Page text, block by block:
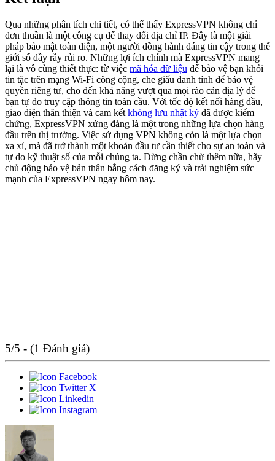
Qua những phân tích chi tiết, có thể thấy ExpressVPN không chỉ
đơn thuần là một công cụ để thay đổi địa chỉ IP. Đây là một giải
pháp bảo mật toàn diện, một người đồng hành đáng tin cậy trong thế
giới số đầy rẫy rủi ro. Những lợi ích chính mà ExpressVPN mang
lại là vô cùng thiết thực: từ việc mã hóa dữ liệu để bảo vệ bạn khỏi
tin tặc trên mạng Wi-Fi công cộng, che giấu danh tính để bảo vệ
quyền riêng tư, cho đến khả năng vượt qua mọi rào cản địa lý để
bạn tự do truy cập thông tin toàn cầu. Với tốc độ kết nối hàng đầu,
giao diện thân thiện và cam kết không lưu nhật ký đã được kiểm
chứng, ExpressVPN xứng đáng là một trong những lựa chọn hàng
đầu trên thị trường. Việc sử dụng VPN không còn là một lựa chọn
xa xỉ, mà đã trở thành một khoản đầu tư cần thiết cho sự an toàn và
tự do kỹ thuật số của mỗi chúng ta. Đừng chần chừ thêm nữa, hãy
chủ động bảo vệ bản thân bằng cách đăng ký và trải nghiệm sức
mạnh của ExpressVPN ngay hôm nay.
5/5 - (1 Đánh giá)